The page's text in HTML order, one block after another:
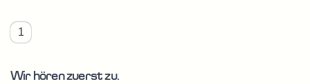
1
Wir hören zuerst zu.